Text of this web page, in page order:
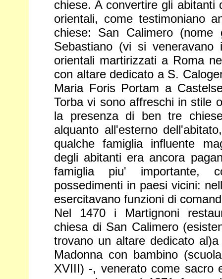
chiese. A convertire gli abitanti
orientali, come testimoniano
chiese: San Calimero (nome
Sebastiano (vi si
orientali martirizzati a Roma
con altare dedicato a S.
Maria Foris Portam a
Torba vi sono affreschi in stile
la presenza di ben tre
alquanto all'esterno
qualche famiglia influente
degli abitanti era ancora
famiglia piu' importante,
possedimenti in paesi vicini:
esercitavano funzioni di
Nel 1470 i Martignoni
chiesa di San Calimero
trovano un altare dedicato
Madonna con bambino
XVIII) -, venerato come sacro